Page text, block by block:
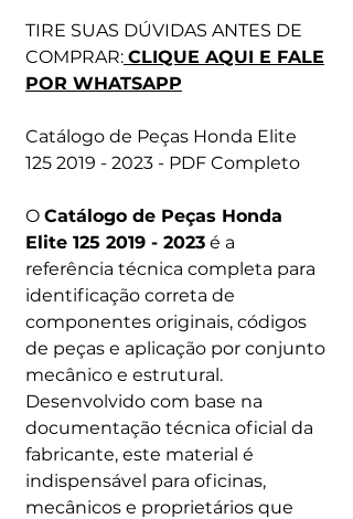
TIRE SUAS DÚVIDAS ANTES DE
COMPRAR: CLIQUE AQUI E FALE
POR WHATSAPP
Catálogo de Peças Honda Elite
125 2019 - 2023 - PDF Completo
O Catálogo de Peças Honda
Elite 125 2019 - 2023 é a
referência técnica completa para
identificação correta de
componentes originais, códigos
de peças e aplicação por conjunto
mecânico e estrutural.
Desenvolvido com base na
documentação técnica oficial da
fabricante, este material é
indispensável para oficinas,
mecânicos e proprietários que